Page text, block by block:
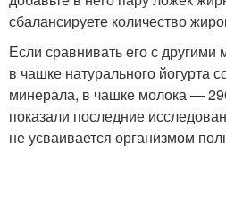
сбалансируете количество
Если сравнивать его с
в чашке натурального йогурта
минерала, в чашке молока —
показали последние
не усваивается организмом